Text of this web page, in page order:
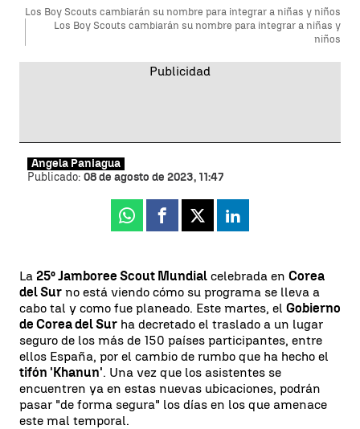
Los Boy Scouts cambiarán su nombre para integrar a niñas y niños
Los Boy Scouts cambiarán su nombre para integrar a niñas y
niños
Ángela Paniagua
Publicado: 08 de agosto de 2023, 11:47
Whatsapp
Facebook
X Linkedin
La 25º Jamboree Scout Mundial celebrada en Corea
del Sur no está viendo cómo su programa se lleva a
cabo tal y como fue planeado. Este martes, el Gobierno
de Corea del Sur ha decretado el traslado a un lugar
seguro de los más de 150 países participantes, entre
ellos España, por el cambio de rumbo que ha hecho el
tifón 'Khanun'. Una vez que los asistentes se
encuentren ya en estas nuevas ubicaciones, podrán
pasar "de forma segura" los días en los que amenace
este mal temporal.